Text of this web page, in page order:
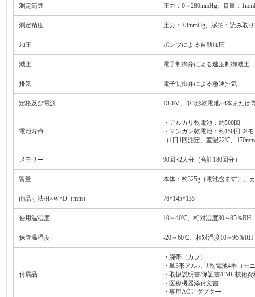
測定範囲 圧力：0～280mmHg、目量：
測定精度 圧力：±3mmHg、脈拍：読み取
加圧 ポンプによる自動加圧
減圧 電子制御弁による速度制御減圧
排気 電子制御弁による急速排気
定格及び電源 DC6V、単3形乾電池×4本または
電池寿命
・アルカリ乾電池：約500回
・マンガン乾電池：約150回 ※
（1日1回測定、室温22℃、
メモリー 90回×2人分（合計180回分）
質量 本体：約325g（電池含まず）、
商品寸法/H×W×D（mm） 76×145×135
使用温湿度 10～40℃、相対湿度30～85％RH
保管温湿度 -20～60℃、相対湿度10～95％RH
付属品
・腕帯（カフ）
・単3形アルカリ乾電池4本（モニ
・取扱説明書/保証書/EMC技術資
・医療機器添付文書
・専用ACアダプター